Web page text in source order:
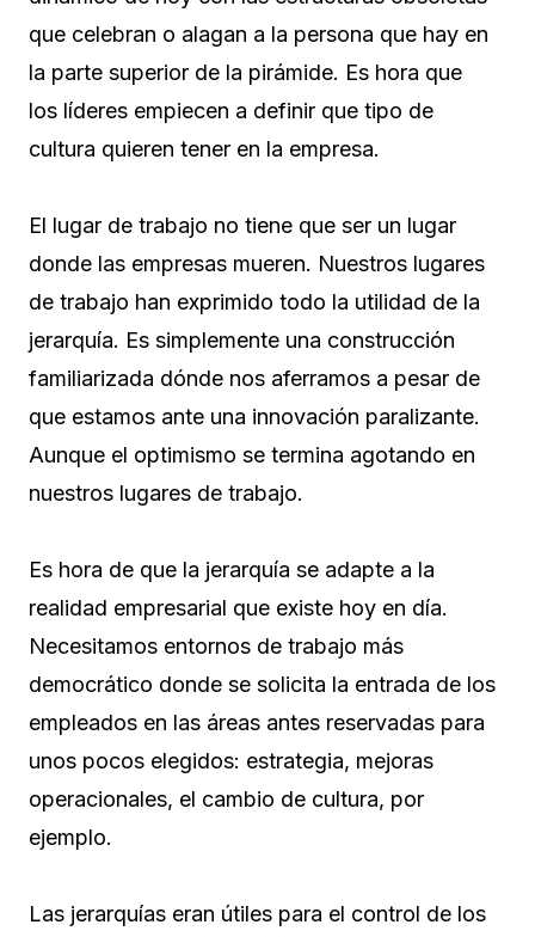
que celebran o alagan a la persona que hay en
la parte superior de la pirámide. Es hora que
los líderes empiecen a definir que tipo de
cultura quieren tener en la empresa.
El lugar de trabajo no tiene que ser un lugar
donde las empresas mueren. Nuestros lugares
de trabajo han exprimido todo la utilidad de la
jerarquía. Es simplemente una construcción
familiarizada dónde nos aferramos a pesar de
que estamos ante una innovación paralizante.
Aunque el optimismo se termina agotando en
nuestros lugares de trabajo.
Es hora de que la jerarquía se adapte a la
realidad empresarial que existe hoy en día.
Necesitamos entornos de trabajo más
democrático donde se solicita la entrada de los
empleados en las áreas antes reservadas para
unos pocos elegidos: estrategia, mejoras
operacionales, el cambio de cultura, por
ejemplo.
Las jerarquías eran útiles para el control de los